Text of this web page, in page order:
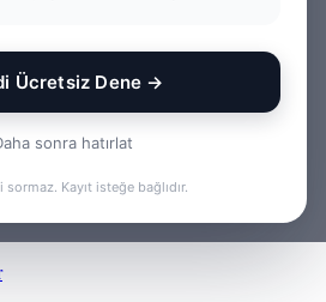
Ücretsiz Dene →
sonra hatırlat
Kayıt isteğe bağlıdır.
yap